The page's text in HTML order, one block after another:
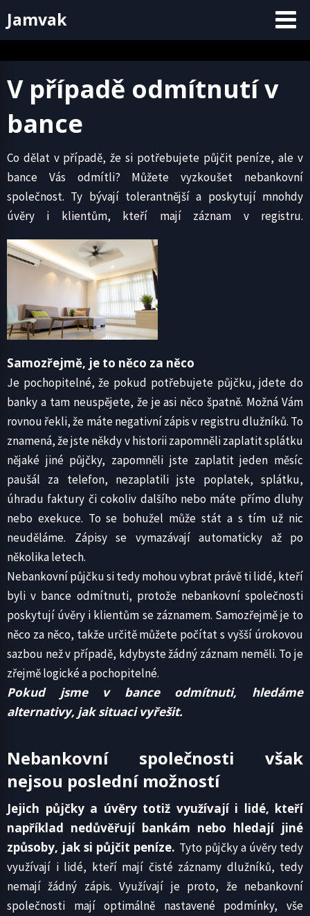
toJamvak
V případě odmítnutí v
bance
Co dělat v případě, že si potřebujete půjčit peníze, ale v
bance Vás odmítli? Můžete vyzkoušet nebankovní
společnost. Ty bývají tolerantnější a poskytují mnohdy
úvěry i klientům, kteří mají záznam v registru.
Samozřejmě, je to něco za něco
Je pochopitelné, že pokud potřebujete půjčku, jdete do
banky a tam neuspějete, že je asi něco špatně. Možná Vám
rovnou řekli, že máte negativní zápis v registru dlužníků. To
znamená, že jste někdy v historii zapomněli zaplatit splátku
nějaké jiné půjčky, zapomněli jste zaplatit jeden měsíc
paušál za telefon, nezaplatili jste poplatek, splátku,
úhradu faktury či cokoliv dalšího nebo máte přímo dluhy
nebo exekuce. To se bohužel může stát a s tím už nic
neuděláme. Zápisy se vymazávají automaticky až po
několika letech.
Nebankovní půjčku si tedy mohou vybrat právě ti lidé, kteří
byli v bance odmítnuti, protože nebankovní společnosti
poskytují úvěry i klientům se záznamem. Samozřejmě je to
něco za něco, takže určitě můžete počítat s vyšší úrokovou
sazbou než v případě, kdybyste žádný záznam neměli. To je
zřejmě logické a pochopitelné.
Pokud jsme v bance odmítnuti, hledáme
alternativy, jak situaci vyřešit.
Nebankovní společnosti však
nejsou poslední možností
Jejich půjčky a úvěry totiž využívají i lidé, kteří
například nedůvěřují bankám nebo hledají jiné
způsoby, jak si půjčit peníze. Tyto půjčky a úvěry tedy
využívají i lidé, kteří mají čisté záznamy dlužníků, tedy
nemají žádný zápis. Využívají je proto, že nebankovní
společnosti mají optimálně nastavené podmínky, vše